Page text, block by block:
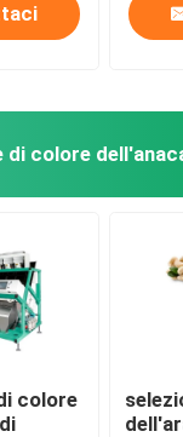
di colore
colore